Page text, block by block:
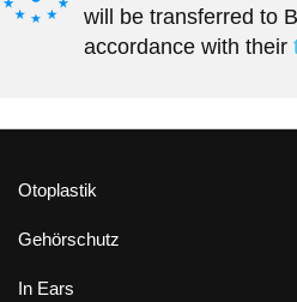
will be transferred to
accordance with their
Otoplastik
Gehörschutz
In Ears